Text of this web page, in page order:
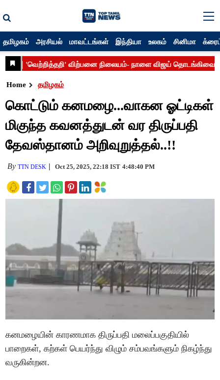
தமிழகம் அரசியல் மாவட்டங்கள் இந்தியா உலகம் சினிமா
Home தமிழகம்
கொட்டும் கனமழை...வாகன ஓட்டிகள்
மிகுந்த கவனத்துடன் வர திருப்பதி
தேவஸ்தானம் அறிவுறுத்தல்..!!
ByTTN DESK Oct 25, 2025, 22:18 IST 4:48:40 PM
கனமழையின் காரணமாக திருப்பதி மலைப்பகுதியில்
பாறைகள், கற்கள் பெயர்ந்து விழும் சம்பவங்களும் நிகழ்ந்து
வருகின்றன.